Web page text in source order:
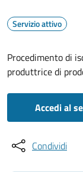
Servizio attivo
Procedimento di
produttrice di
Accedi al
Condividi